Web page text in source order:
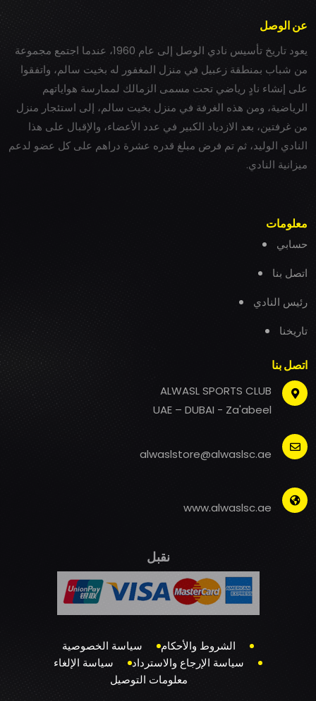
عن الوصل
يعود تاريخ تأسيس نادي الوصل إلى عام 1960، عندما اجتمع مجموعة
من شباب بمنطقة زعبيل في منزل المغفور له بخيت سالم، واتفقوا
على إنشاء نادٍ رياضي تحت مسمى الزمالك لممارسة هواياتهم
الرياضية، ومن هذه الغرفة في منزل بخيت سالم، إلى استئجار منزل
من غرفتين، بعد الازدياد الكبير في عدد الأعضاء، والإقبال على هذا
النادي الوليد، ثم تم فرض مبلغ قدره عشرة دراهم على كل عضو لدعم
ميزانية النادي.
معلومات
حسابي
اتصل بنا
رئيس النادي
تاريخنا
اتصل بنا
ALWASL SPORTS CLUB
UAE – DUBAI - Za'abeel
alwaslstore@alwaslsc.ae
www.alwaslsc.ae
نقبل
الشروط والأحكام
سياسة الخصوصية
سياسة الإرجاع والاسترداد
سياسة الإلغاء
معلومات التوصيل